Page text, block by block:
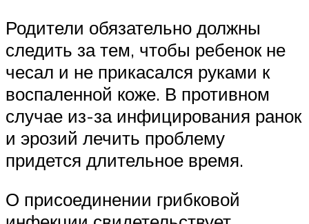
Родители обязательно должны
следить за тем, чтобы ребенок не
чесал и не прикасался руками к
воспаленной коже. В противном
случае из-за инфицирования ранок
и эрозий лечить проблему
придется длительное время.
О присоединении грибковой